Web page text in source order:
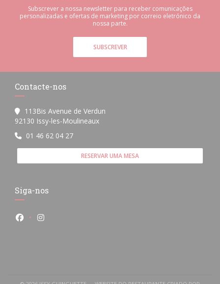
Subscrever a nossa newsletter para receber comunicações
personalizadas e ofertas de marketing por correio eletrónico da
nossa parte.
SUBSCREVER
Contacte-nos
113Bis Avenue de Verdun
92130 Issy-les-Moulineaux((abre numa nova janela))
01 46 62 04 27
RESERVAR UMA MESA
Siga-nos
Facebook ((abre numa nova janela))
Instagram ((abre numa nova janela))